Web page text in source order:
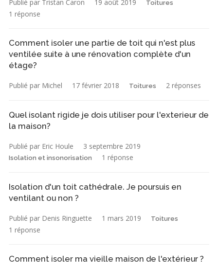
Publié par Tristan Caron 19 août 2019 Toitures
1 réponse
Comment isoler une partie de toit qui n'est plus
ventilée suite à une rénovation complète d'un
étage?
Publié par Michel 17 février 2018 Toitures 2 réponses
Quel isolant rigide je dois utiliser pour l'exterieur de
la maison?
Publié par Eric Houle 3 septembre 2019
Isolation et insonorisation 1 réponse
Isolation d'un toit cathédrale. Je poursuis en
ventilant ou non ?
Publié par Denis Ringuette 1 mars 2019 Toitures
1 réponse
Comment isoler ma vieille maison de l'extérieur ?